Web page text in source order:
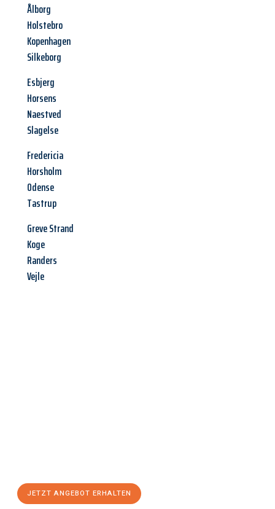
Ålborg
Holstebro
Kopenhagen
Silkeborg
Esbjerg
Horsens
Naestved
Slagelse
Fredericia
Horsholm
Odense
Tastrup
Greve Strand
Koge
Randers
Vejle
JETZT ANGEBOT ERHALTEN